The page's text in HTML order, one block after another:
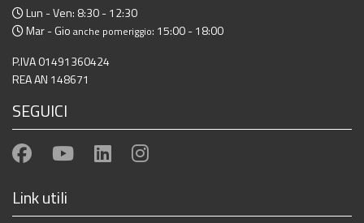
Lun - Ven: 8:30 - 12:30
Mar - Gio anche pomeriggio: 15:00 - 18:00
P.IVA 01491360424
REA AN 148671
SEGUICI
Link utili